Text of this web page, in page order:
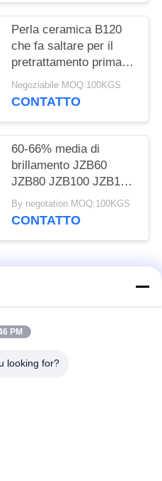
Perla ceramica B120
che fa saltare per il
pretrattamento prima
del rivestimento dal
brillamento bagnato
Negoziabile MOQ:100KGS
CONTATTO
60-66% media di
brillamento JZB60
JZB80 JZB100 JZB120
della perla ceramica
ZrO2 per le parti di
By negotation MOQ:100KGS
CONTATTO
Media di brillamento
PM
looking for?